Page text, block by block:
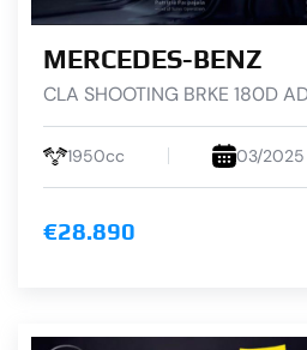
MERCEDES-BENZ
CLA SHOOTING BRKE 180D
1950cc 03/2025
€28.890